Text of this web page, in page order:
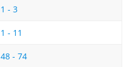
1 - 3
1 - 11
48 - 74